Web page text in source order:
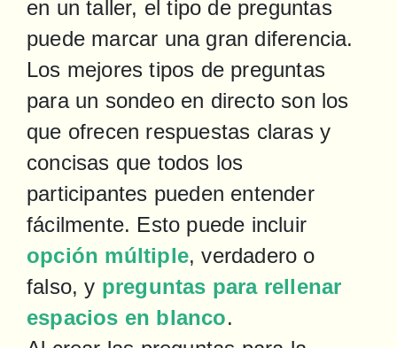
en un taller, el tipo de preguntas
puede marcar una gran diferencia.
Los mejores tipos de preguntas
para un sondeo en directo son los
que ofrecen respuestas claras y
concisas que todos los
participantes pueden entender
opción múltiple, verdadero o
falso, y preguntas para rellenar
espacios en blanco.